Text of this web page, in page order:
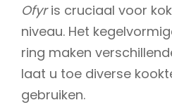
Ofyris cruciaal voor
niveau. Het
ring maken
laat u toe diverse
gebruiken.